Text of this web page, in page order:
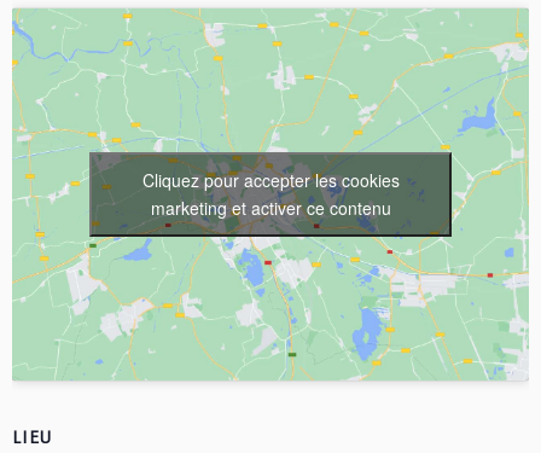
LIEU
Cliquez pour accepter les cookies
marketing et activer ce contenu